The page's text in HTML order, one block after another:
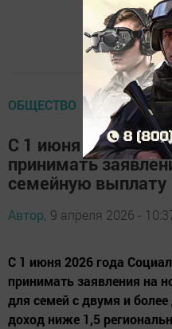
ОБЩЕСТВО
С 1 июня
принимать
семейную выплату
Автор, 9 апреля 2026 -
С 1 июня 2026 года
принимать заявления на
для семей с двумя и
доход ниже 1,5